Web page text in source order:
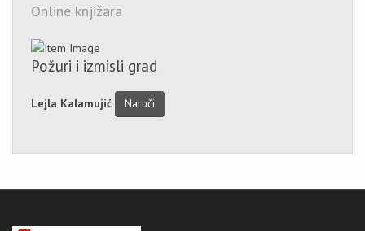
Online knjižara
Požuri i izmisli grad
Lejla Kalamujić Naruči